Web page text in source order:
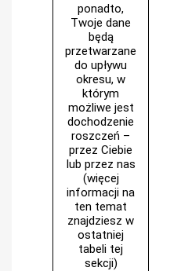
ponadto,
Twoje dane
będą
przetwarzane
do upływu
okresu, w
którym
możliwe jest
dochodzenie
roszczeń –
przez Ciebie
lub przez nas
(więcej
informacji na
ten temat
znajdziesz w
ostatniej
tabeli tej
sekcji)